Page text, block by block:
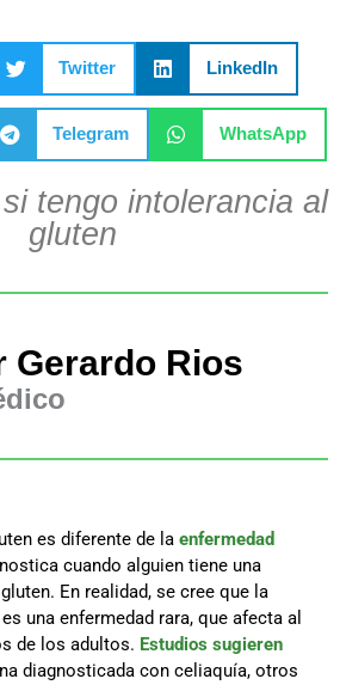
Twitter LinkedIn
Telegram WhatsApp
tengo intolerancia al
gluten
Gerardo Rios
es diferente de la enfermedad
cuando alguien tiene una
En realidad, se cree que la
una enfermedad rara, que afecta al
de los adultos. Estudios sugieren
diagnosticada con celiaquía, otros